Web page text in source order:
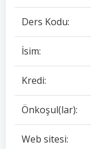
Ders Kodu:
İsim:
Kredi:
Önkoşul(lar):
Web sitesi: